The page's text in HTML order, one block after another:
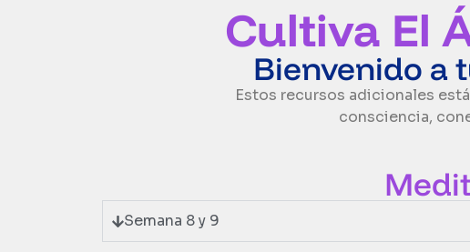
Cultiva El
Bienvenido a
Estos recursos adicionales
consciencia,
Semana 8 y 9